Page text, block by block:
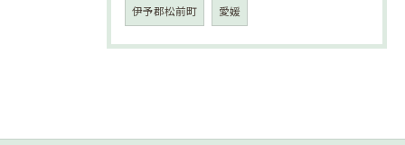
伊予郡松前町 愛媛